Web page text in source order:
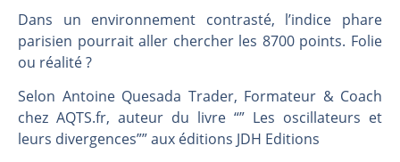
Les investisseurs y croient toujours | Point Stratégique Hebdomadaire – Éric Galiègue
Dans un environnement contrasté, l’indice phare
parisien pourrait aller chercher les 8700 points. Folie
ou réalité ?
Selon Antoine Quesada Trader, Formateur & Coach
chez AQTS.fr, auteur du livre “” Les oscillateurs et
leurs divergences”” aux éditions JDH Editions